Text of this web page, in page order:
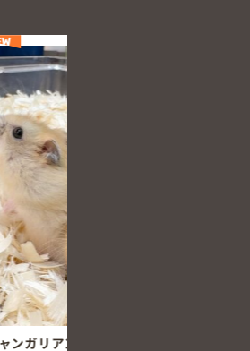
NEW
ジャンガリアンハムスター
PET POWERS新明店
2026/06/23頃 生まれ
男の仔